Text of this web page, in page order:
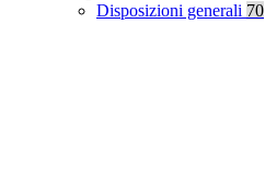
Disposizioni generali 70